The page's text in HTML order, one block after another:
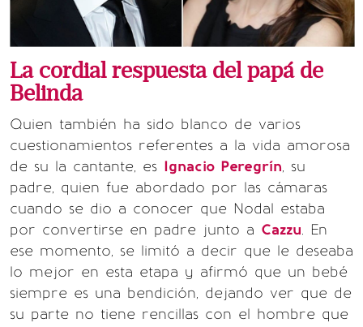
La cordial respuesta del papá de
Belinda
Quien también ha sido blanco de varios
cuestionamientos referentes a la vida amorosa
de su la cantante, es Ignacio Peregrín, su
padre, quien fue abordado por las cámaras
cuando se dio a conocer que Nodal estaba
por convertirse en padre junto a Cazzu. En
ese momento, se limitó a decir que le deseaba
lo mejor en esta etapa y afirmó que un bebé
siempre es una bendición, dejando ver que de
su parte no tiene rencillas con el hombre que